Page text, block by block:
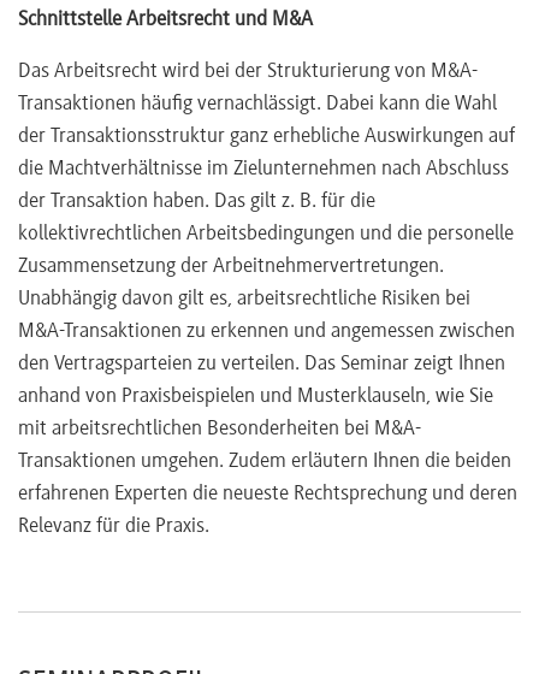
Schnittstelle Arbeitsrecht und M&A
Das Arbeitsrecht wird bei der Strukturierung von M&A-
Transaktionen häufig vernachlässigt. Dabei kann die Wahl
der Transaktionsstruktur ganz erhebliche Auswirkungen auf
die Machtverhältnisse im Zielunternehmen nach Abschluss
der Transaktion haben. Das gilt z. B. für die
kollektivrechtlichen Arbeitsbedingungen und die personelle
Zusammensetzung der Arbeitnehmervertretungen.
Unabhängig davon gilt es, arbeitsrechtliche Risiken bei
M&A-Transaktionen zu erkennen und angemessen zwischen
den Vertragsparteien zu verteilen. Das Seminar zeigt Ihnen
anhand von Praxisbeispielen und Musterklauseln, wie Sie
mit arbeitsrechtlichen Besonderheiten bei M&A-
Transaktionen umgehen. Zudem erläutern Ihnen die beiden
erfahrenen Experten die neueste Rechtsprechung und deren
Relevanz für die Praxis.